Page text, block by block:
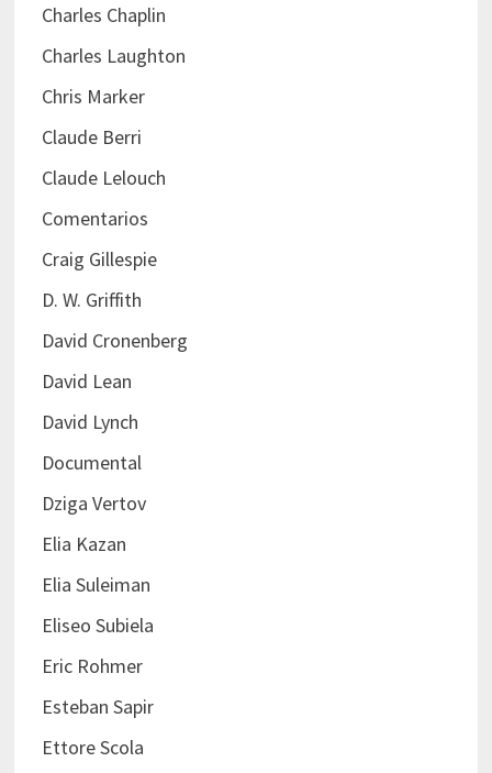
Charles Chaplin
Charles Laughton
Chris Marker
Claude Berri
Claude Lelouch
Comentarios
Craig Gillespie
D. W. Griffith
David Cronenberg
David Lean
David Lynch
Documental
Dziga Vertov
Elia Kazan
Elia Suleiman
Eliseo Subiela
Eric Rohmer
Esteban Sapir
Ettore Scola